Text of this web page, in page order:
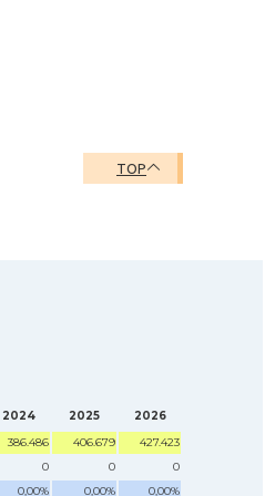
TOP
2024 2025
2026
386.486 406.679
427.423
0 0
0
0,00% 0,00% 0,00%